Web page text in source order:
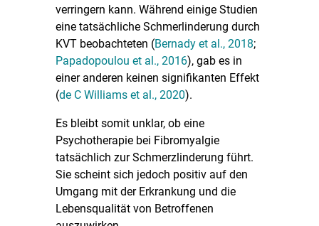
verringern kann. Während einige Studien
eine tatsächliche Schmerlinderung durch
KVT beobachteten (Bernady et al., 2018;
Papadopoulou et al., 2016), gab es in
einer anderen keinen signifikanten Effekt
(de C Williams et al., 2020).
Es bleibt somit unklar, ob eine
Psychotherapie bei Fibromyalgie
tatsächlich zur Schmerzlinderung führt.
Sie scheint sich jedoch positiv auf den
Umgang mit der Erkrankung und die
Lebensqualität von Betroffenen